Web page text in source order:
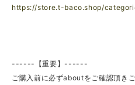
https://store.t-baco.shop/
------【重要】------
ご購入前に必ずaboutをご確認頂き